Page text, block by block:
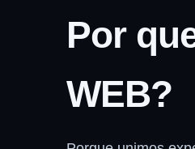
Por
WEB?